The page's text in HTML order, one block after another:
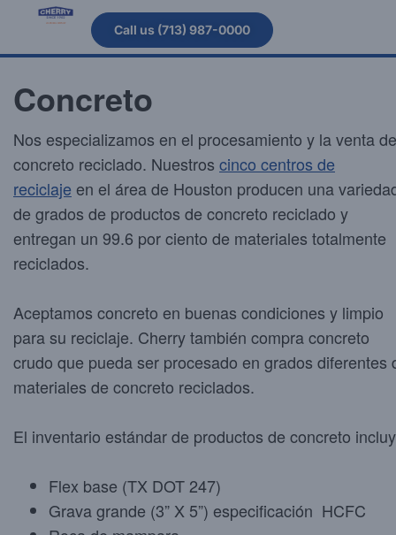
Call us (713) 987-0000
Concreto
Nos especializamos en el procesamiento y la venta de
concreto reciclado. Nuestros cinco centros de
reciclaje en el área de Houston producen una
de grados de productos de concreto reciclado y
entregan un 99.6 por ciento de materiales totalmente
reciclados.
Aceptamos concreto en buenas condiciones y limpio
para su reciclaje. Cherry también compra concreto
crudo que pueda ser procesado en grados diferentes
materiales de concreto reciclados.
El inventario estándar de productos de concreto
Flex base (TX DOT 247)
Grava grande (3” X 5”) especificación HCFC